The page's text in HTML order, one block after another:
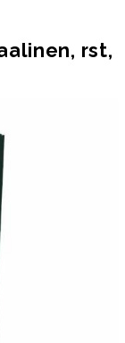
rst,